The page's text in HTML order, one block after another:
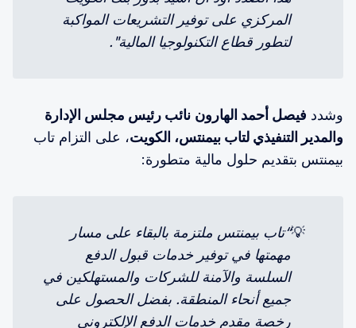
لتطور قطاع التكنولوجيا المالية".
وشدد فيصل أحمد الهارون نائب رئيس مجلس الإدارة
والمدير التنفيذي لتاب بيمنتس، الكويت، على التزام تاب
بيمنتس بتقديم حلول مالية متطورة:
💡